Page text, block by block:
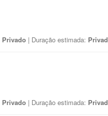
Privado | Duração estimada:
Privado | Duração estimada: